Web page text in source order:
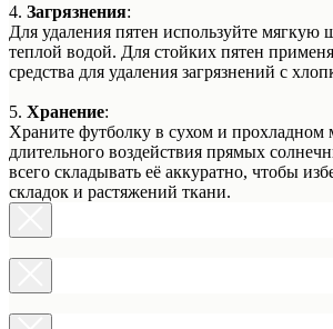
4. Загрязнения:
Для удаления пятен используйте мягкую
теплой водой. Для стойких пятен
средства для удаления загрязнений с
5. Хранение:
Храните футболку в сухом и прохладном
длительного воздействия прямых
всего складывать её аккуратно, чтобы
складок и растяжений ткани.